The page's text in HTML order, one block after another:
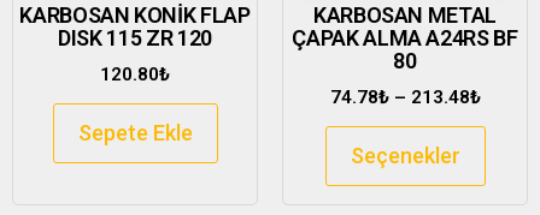
KARBOSAN KONİK FLAP
DISK 115 ZR 120
120.80₺
Sepete Ekle
KARBOSAN METAL
ÇAPAK ALMA A24RS BF
80
74.78₺ – 213.48₺
Seçenekler